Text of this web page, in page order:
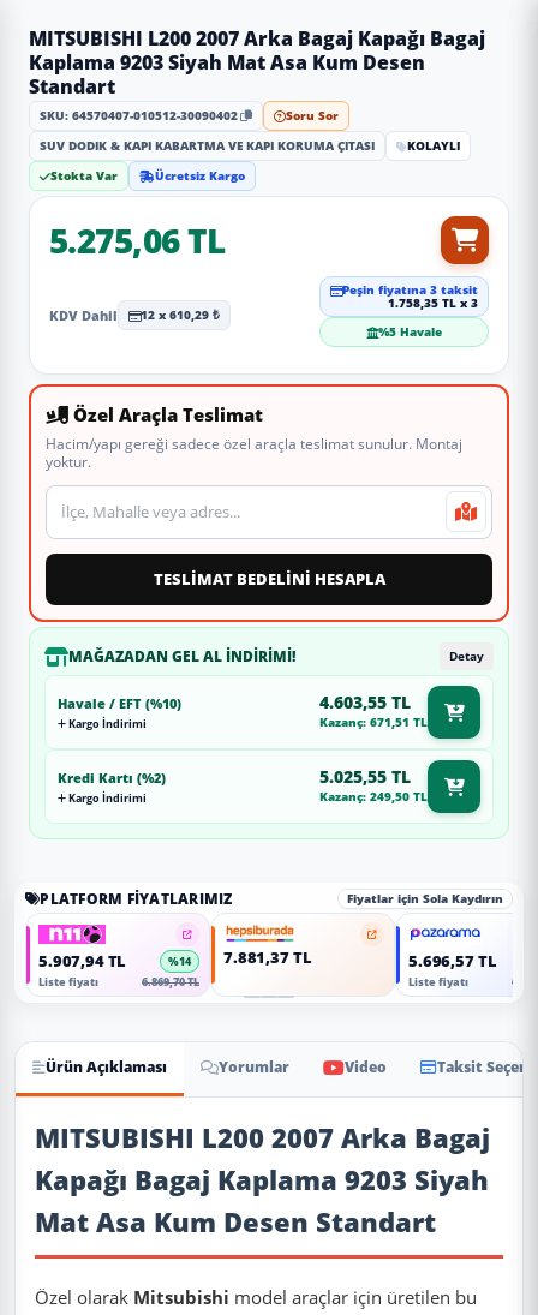
MITSUBISHI L200 2007 Arka Bagaj Kapağı Bagaj
Kaplama 9203 Siyah Mat Asa Kum Desen
Standart
SKU: 64570407-010512-30090402
Soru Sor
SUV DODIK & KAPI KABARTMA VE KAPI KORUMA ÇITASI
KOLAYLI
Stokta Var
Ücretsiz Kargo
5.275,06 TL
KDV Dahil 12 x 610,29 ₺
Peşin fiyatına 3 taksit
1.758,35 TL x 3
%5 Havale
Özel Araçla Teslimat
Hacim/yapı gereği sadece özel araçla teslimat sunulur. Montaj
yoktur.
Teslimat veya montaj adresi
TESLİMAT BEDELİNİ HESAPLA
MAĞAZADAN GEL AL İNDIRIMI! Detay
Havale / EFT (%10)
Kargo İndirimi
4.603,55 TL
Kazanç: 671,51 TL
Kredi Kartı (%2)
Kargo İndirimi
5.025,55 TL
Kazanç: 249,50 TL
PLATFORM FIYATLARIMIZ Fiyatlar için Sola Kaydırın
5.907,94 TL
%14
Liste fiyatı
6.869,70 TL
7.881,37 TL 5.696,57 TL
Liste fiyatı
Ürün Açıklaması Yorumlar Video Taksit
Ürün Açıklaması
MITSUBISHI L200 2007 Arka Bagaj
Kapağı Bagaj Kaplama 9203 Siyah
Mat Asa Kum Desen Standart
Özel olarak Mitsubishi model araçlar için üretilen bu